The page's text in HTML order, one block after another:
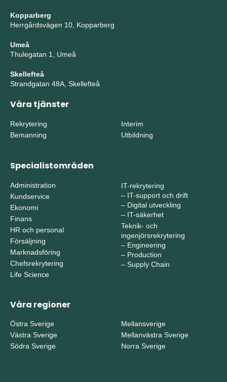
Kopparberg
Herrgårdsvägen 10, Kopparberg
Umeå
Thulegatan 1, Umeå
Skellefteå
Strandgatan 48A, Skellefteå
Våra tjänster
Rekrytering
Bemanning
Interim
Utbildning
Specialistområden
Administration
Kundservice
Ekonomi
Finans
HR och personal
Försäljning
Marknadsföring
Chefsrekrytering
Life Science
IT-rekrytering
– IT-support och drift
– Digital utveckling
– IT-säkerhet
Teknik- och
ingenjörsrekrytering
– Engineering
– Production
– Supply Chain
Våra regioner
Östra Sverige
Västra Sverige
Södra Sverige
Mellansverige
Mellanvästra Sverige
Norra Sverige